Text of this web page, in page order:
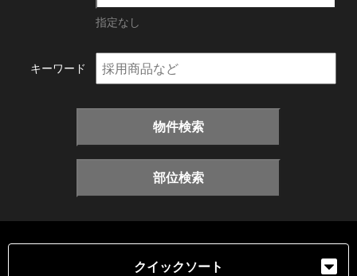
指定なし
キーワード
物件検索
部位検索
クイックソート